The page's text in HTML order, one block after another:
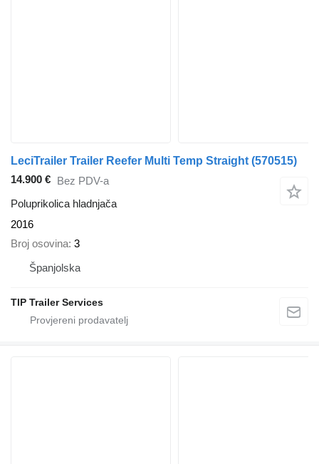
LeciTrailer Trailer Reefer Multi Temp Straight (570515)
14.900 € Bez PDV-a
Poluprikolica hladnjača
2016
Broj osovina 3
Španjolska
TIP Trailer Services